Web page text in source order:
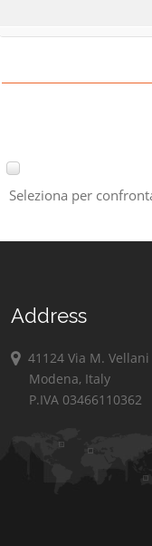
Seleziona per
Address
41124 Via M.
Modena, Italy
P.IVA 03466110362